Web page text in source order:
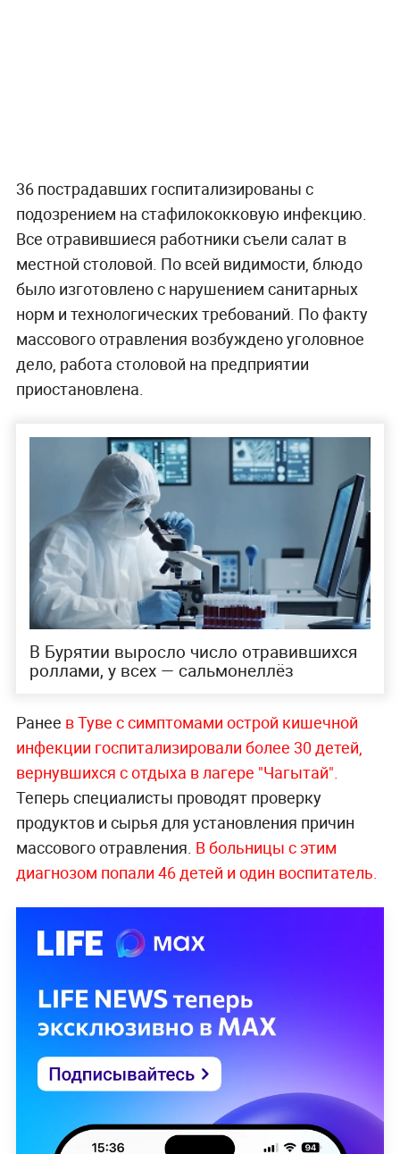
36 пострадавших госпитализированы с
подозрением на стафилококковую инфекцию.
Все отравившиеся работники съели салат в
местной столовой. По всей видимости, блюдо
было изготовлено с нарушением санитарных
норм и технологических требований. По факту
массового отравления возбуждено уголовное
дело, работа столовой на предприятии
приостановлена.
В Бурятии выросло число отравившихся
роллами, у всех — сальмонеллёз
Ранее в Туве с симптомами острой кишечной
инфекции госпитализировали более 30 детей,
вернувшихся с отдыха в лагере "Чагытай".
Теперь специалисты проводят проверку
продуктов и сырья для установления причин
массового отравления. В больницы с этим
диагнозом попали 46 детей и один воспитатель.